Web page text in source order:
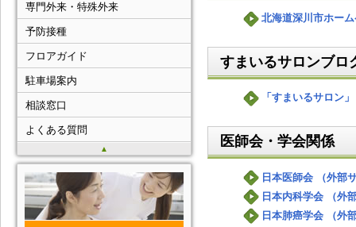
北海道深川市ホー
すまいるサロンブロ
「すまいるサロン
医師会・学会関係
日本医師会 （外部
日本内科学会 （外
日本肺癌学会 （外
▲
専門外来・特殊外来
予防接種
フロアガイド
駐車場案内
相談窓口
よくある質問